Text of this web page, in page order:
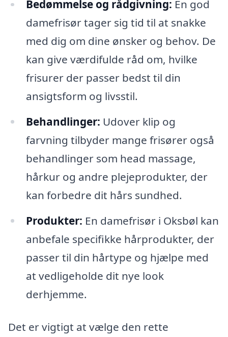
Bedømmelse og rådgivning: En god
damefrisør tager sig tid til at snakke
med dig om dine ønsker og behov. De
kan give værdifulde råd om, hvilke
frisurer der passer bedst til din
ansigtsform og livsstil.
Behandlinger: Udover klip og
farvning tilbyder mange frisører også
behandlinger som head massage,
hårkur og andre plejeprodukter, der
kan forbedre dit hårs sundhed.
Produkter: En damefrisør i Oksbøl kan
anbefale specifikke hårprodukter, der
passer til din hårtype og hjælpe med
at vedligeholde dit nye look
derhjemme.
Det er vigtigt at vælge den rette